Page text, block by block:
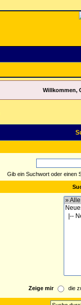
Willkommen,
Gib ein Suchwort oder einen
Zeige mir die